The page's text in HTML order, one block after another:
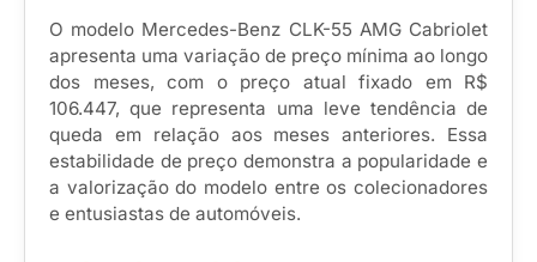
O modelo Mercedes-Benz CLK-55 AMG Cabriolet
apresenta uma variação de preço mínima ao longo
dos meses, com o preço atual fixado em R$
106.447, que representa uma leve tendência de
queda em relação aos meses anteriores. Essa
estabilidade de preço demonstra a popularidade e
a valorização do modelo entre os colecionadores
e entusiastas de automóveis.